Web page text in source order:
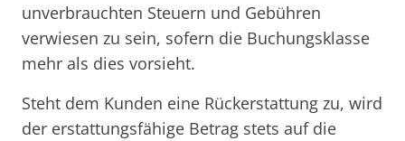
unverbrauchten Steuern und Gebühren
verwiesen zu sein, sofern die Buchungsklasse
mehr als dies vorsieht.
Steht dem Kunden eine Rückerstattung zu, wird
der erstattungsfähige Betrag stets auf die